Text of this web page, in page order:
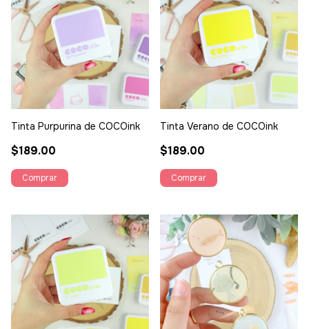
Tinta Purpurina de COCOink
$189.00
Tinta Verano de COCOink
$189.00